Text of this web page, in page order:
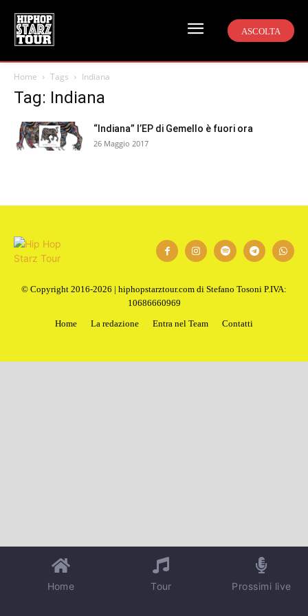
ASCOLTA
Home Tags Indiana
Tag: Indiana
“Indiana” l’EP di Gemello è fuori ora
26 Maggio 2017
© Copyright 2016-2026 | hiphopstarztour.com di Stefano Tosoni P.IVA:
10686660969
Home
La redazione Entra nel Team Contatti
Home Tour Prossimi live